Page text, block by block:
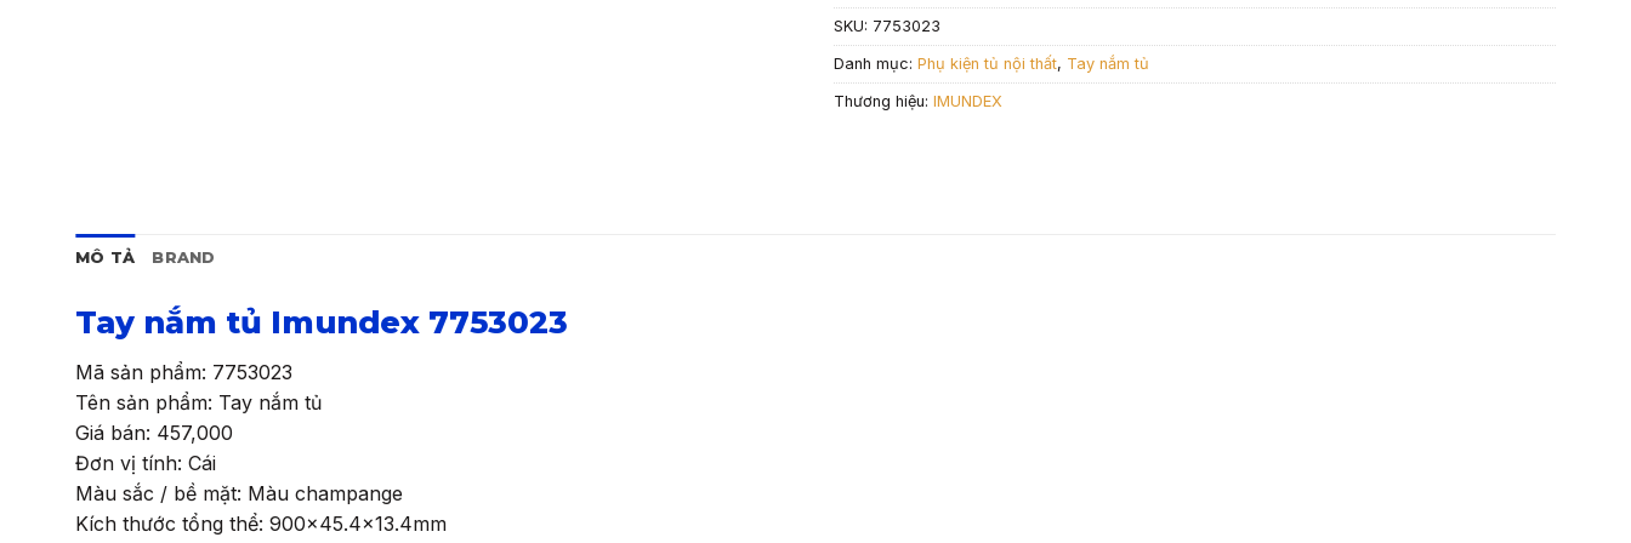
SKU: 7753023
Danh mục: Phụ kiện tủ nội thất, Tay nắm tủ
Thương hiệu: IMUNDEX
MÔ TẢ BRAND
Tay nắm tủ Imundex 7753023
Mã sản phẩm: 7753023
Tên sản phẩm: Tay nắm tủ
Giá bán: 457,000
Đơn vị tính: Cái
Màu sắc / bề mặt: Màu champange
Kích thước tổng thể: 900×45.4×13.4mm